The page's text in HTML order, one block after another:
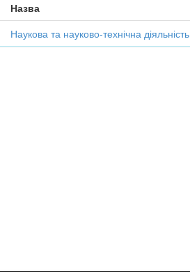
Назва
Наукова та науково-технічна діяльність